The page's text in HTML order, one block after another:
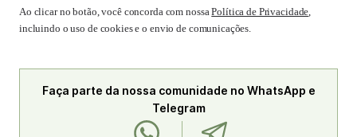
Ao clicar no botão, você concorda com nossaPolítica de Privacidade,
incluindo o uso de cookies e o envio de comunicações.
Faça parte da nossa comunidade no WhatsApp e
Telegram